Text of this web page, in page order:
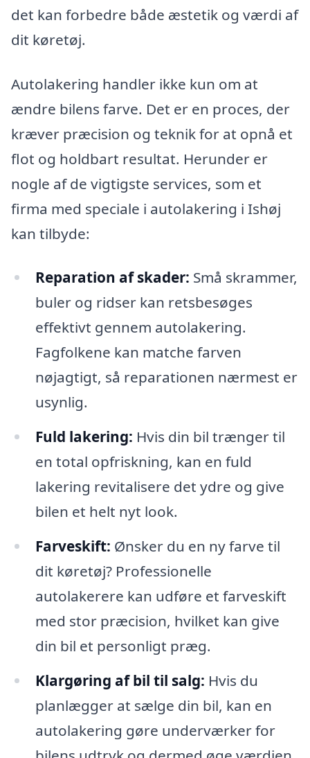
det kan forbedre både æstetik og værdi af
dit køretøj.
Autolakering handler ikke kun om at
ændre bilens farve. Det er en proces, der
kræver præcision og teknik for at opnå et
flot og holdbart resultat. Herunder er
nogle af de vigtigste services, som et
firma med speciale i autolakering i Ishøj
kan tilbyde:
Reparation af skader: Små skrammer,
buler og ridser kan retsbesøges
effektivt gennem autolakering.
Fagfolkene kan matche farven
nøjagtigt, så reparationen nærmest er
usynlig.
Fuld lakering: Hvis din bil trænger til
en total opfriskning, kan en fuld
lakering revitalisere det ydre og give
bilen et helt nyt look.
Farveskift: Ønsker du en ny farve til
dit køretøj? Professionelle
autolakerere kan udføre et farveskift
med stor præcision, hvilket kan give
din bil et personligt præg.
Klargøring af bil til salg: Hvis du
planlægger at sælge din bil, kan en
autolakering gøre underværker for